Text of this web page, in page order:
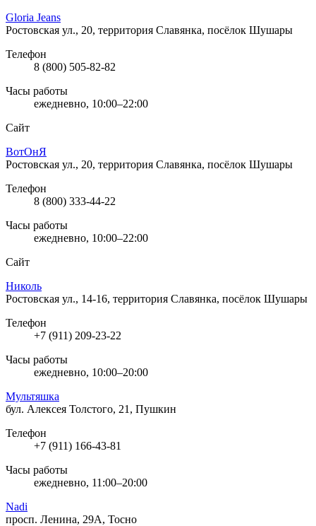
Gloria Jeans
Ростовская ул., 20, территория Славянка, посёлок Шушары
Телефон
8 (800) 505-82-82
Часы работы
ежедневно, 10:00–22:00
Сайт
ВотОнЯ
Ростовская ул., 20, территория Славянка, посёлок Шушары
Телефон
8 (800) 333-44-22
Часы работы
ежедневно, 10:00–22:00
Сайт
Николь
Ростовская ул., 14-16, территория Славянка, посёлок Шушары
Телефон
+7 (911) 209-23-22
Часы работы
ежедневно, 10:00–20:00
Мультяшка
бул. Алексея Толстого, 21, Пушкин
Телефон
+7 (911) 166-43-81
Часы работы
ежедневно, 11:00–20:00
Nadi
просп. Ленина, 29А, Тосно